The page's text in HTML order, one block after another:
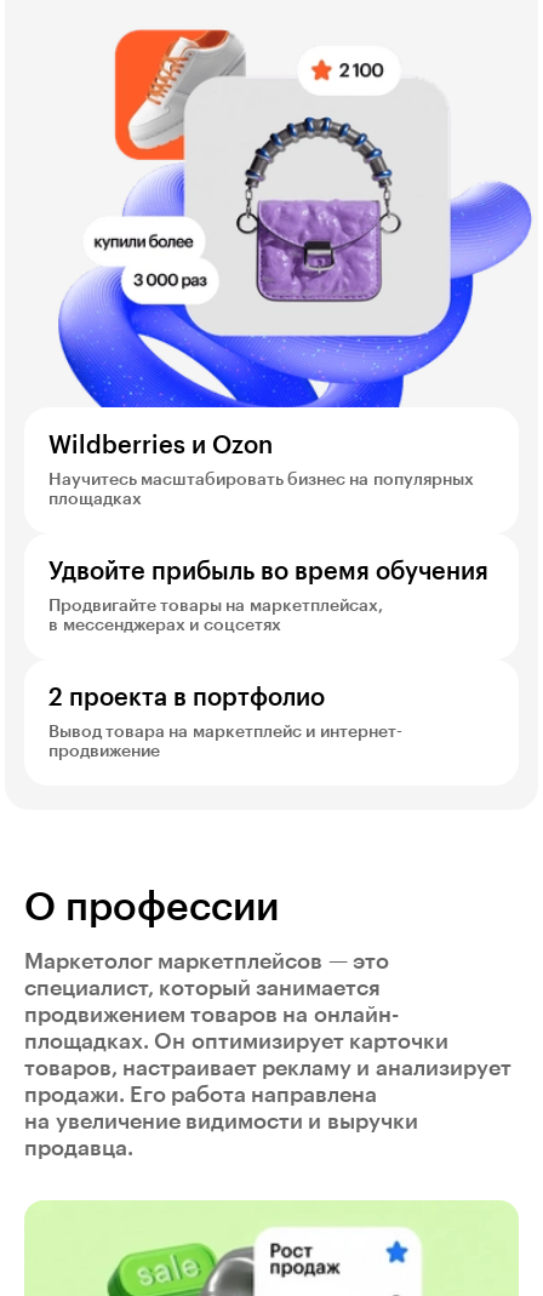
Wildberries и Ozon
Научитесь масштабировать бизнес на популярных
площадках
Удвойте прибыль во время обучения
Продвигайте товары на маркетплейсах,
в мессенджерах и соцсетях
2 проекта в портфолио
Вывод товара на маркетплейс и интернет-
продвижение
О профессии
Маркетолог маркетплейсов — это
специалист, который занимается
продвижением товаров на онлайн-
площадках. Он оптимизирует карточки
товаров, настраивает рекламу и анализирует
продажи. Его работа направлена
на увеличение видимости и выручки
продавца.